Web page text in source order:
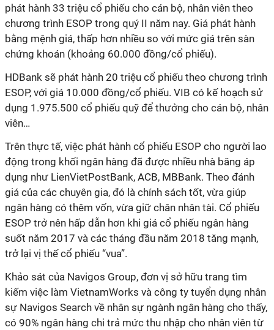
phát hành 33 triệu cổ phiếu cho cán bộ, nhân viên theo
chương trình ESOP trong quý II năm nay. Giá phát hành
bằng mệnh giá, thấp hơn nhiều so với mức giá trên sàn
chứng khoán (khoảng 60.000 đồng/cổ phiếu).
HDBank sẽ phát hành 20 triệu cổ phiếu theo chương trình
ESOP, với giá 10.000 đồng/cổ phiếu. VIB có kế hoạch sử
dụng 1.975.500 cổ phiếu quỹ để thưởng cho cán bộ, nhân
viên…
Trên thực tế, việc phát hành cổ phiếu ESOP cho người lao
động trong khối ngân hàng đã được nhiều nhà băng áp
dụng như LienVietPostBank, ACB, MBBank. Theo đánh
giá của các chuyên gia, đó là chính sách tốt, vừa giúp
ngân hàng có thêm vốn, vừa giữ chân nhân tài. Cổ phiếu
ESOP trở nên hấp dẫn hơn khi giá cổ phiếu ngân hàng
suốt năm 2017 và các tháng đầu năm 2018 tăng mạnh,
trở lại vị thế cổ phiếu “vua”.
Khảo sát của Navigos Group, đơn vị sở hữu trang tìm
kiếm việc làm VietnamWorks và công ty tuyển dụng nhân
sự Navigos Search về nhân sự ngành ngân hàng cho thấy,
có 90% ngân hàng chi trả mức thu nhập cho nhân viên từ